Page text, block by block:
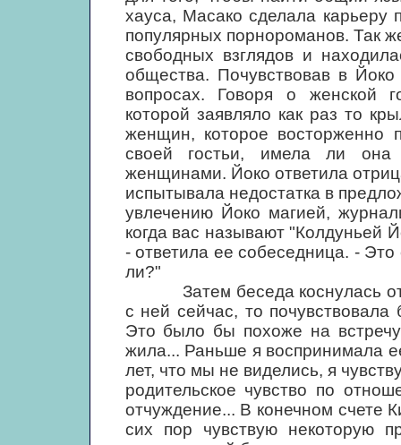
хауса, Масако сделала карьеру
популярных порнороманов. Так
свободных взглядов и
общества. Почувствовав в
вопросах. Говоря о женской
которой заявляло как раз то
женщин, которое восторженно
своей гостьи, имела ли она
женщинами. Йоко ответила
испытывала недостатка в
увлечению Йоко магией,
когда вас называют "Колдуньей
- ответила ее собеседница. -
ли?"
Затем беседа коснулась
с ней сейчас, то
Это было бы похоже на
жила... Раньше я воспринимала
лет, что мы не виделись, я
родительское чувство по
отчуждение... В конечном счете
сих пор чувствую некоторую